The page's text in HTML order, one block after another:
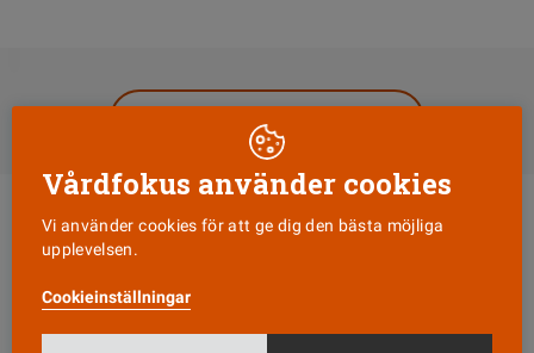
Till Vårdfokus startsida
Läs senaste numret
Vårdfokus använder cookies
Vi använder cookies för att ge dig den bästa möjliga
upplevelsen.
Cookieinställningar